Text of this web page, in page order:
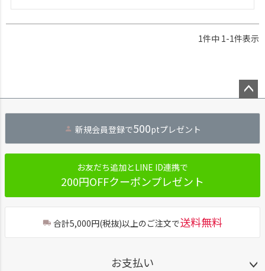
1件中 1-1件表示
へ
新規会員登録で500ptプレゼント
お友だち追加とLINE ID連携で
200円OFFクーポンプレゼント
合計5,000円(税抜)以上のご注文で送料無料
お支払い